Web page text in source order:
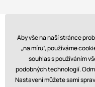
Platby:
Aby vše na naší stránce
„na míru”, používáme
souhlas s používáním
podobných technologií.
Nastavení můžete sami